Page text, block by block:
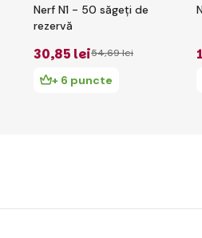
Nerf N1 - 50 săgeți de
rezervă
30,85 lei54,69 lei
+ 6 puncte